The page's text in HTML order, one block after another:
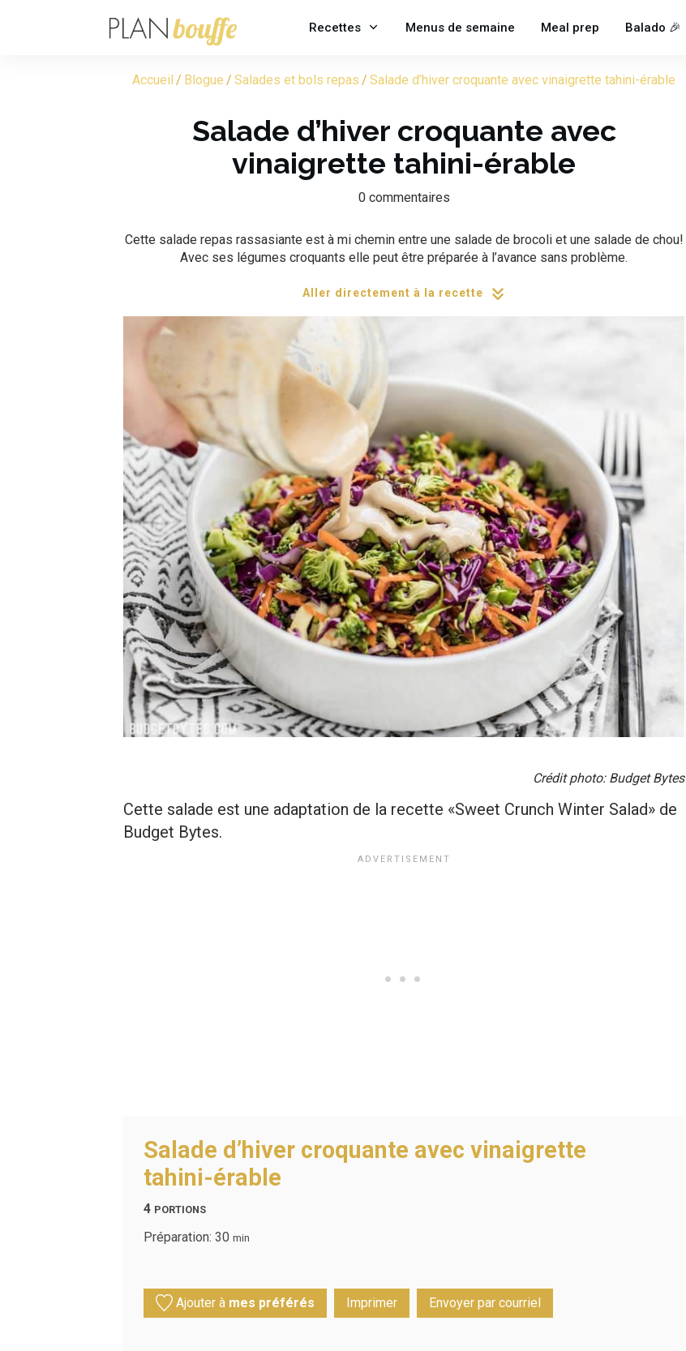
Recettes Menus de semaine Meal prep Balado 🎉
Accueil / Blogue / Salades et bols repas / Salade d’hiver croquante avec vinaigrette tahini-érable
Salade d’hiver croquante avec
vinaigrette tahini-érable
0 commentaires
Cette salade repas rassasiante est à mi chemin entre une salade de brocoli et une salade de chou!
Avec ses légumes croquants elle peut être préparée à l’avance sans problème.
Aller directement à la recette
Crédit photo: Budget Bytes
Cette salade est une adaptation de la recette «Sweet Crunch Winter Salad» de
Budget Bytes.
Salade d’hiver croquante avec vinaigrette
tahini-érable
4 PORTIONS
Préparation: 30 min
Ajouter à mes préférés Imprimer Envoyer par courriel